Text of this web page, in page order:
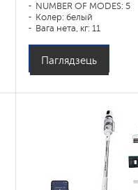
NUMBER OF MODES: 5
Колер: белый
Вага нета, кг: 11
Паглядзець